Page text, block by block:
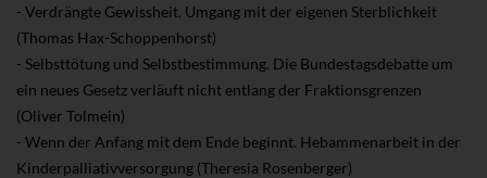
- Verdrängte Gewissheit. Umgang mit der eigenen Sterblichkeit
(Thomas Hax-Schoppenhorst)
- Selbsttötung und Selbstbestimmung. Die Bundestagsdebatte um
ein neues Gesetz verläuft nicht entlang der Fraktionsgrenzen
(Oliver Tolmein)
- Wenn der Anfang mit dem Ende beginnt. Hebammenarbeit in der
Kinderpalliativversorgung (Theresia Rosenberger)